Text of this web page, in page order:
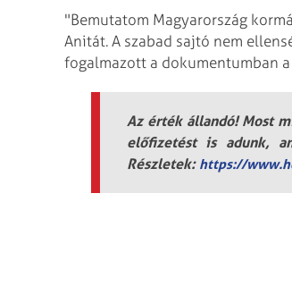
"Bemutatom Magyarország
Anitát. A szabad sajtó nem
fogalmazott a dokumentumban
Az érték állandó! Most
előfizetést is adunk,
Részletek: https://